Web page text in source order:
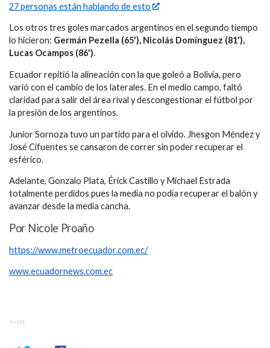
27 personas están hablando de esto
Los otros tres goles marcados argentinos en el segundo tiempo
lo hicieron: Germán Pezella (65′), Nicolás Domínguez (81′),
Lucas Ocampos (86′).
Ecuador repitió la alineación con la que goleó a Bolivia, pero
varió con el cambio de los laterales. En el medio campo, faltó
claridad para salir del área rival y descongestionar el fútbol por
la presión de los argentinos.
Junior Sornoza tuvo un partido para el olvido. Jhesgon Méndez y
José Cifuentes se cansaron de correr sin poder recuperar el
esférico.
Adelante, Gonzalo Plata, Érick Castillo y Michael Estrada
totalmente perdidos pues la media no podía recuperar el balón y
avanzar desde la media cancha.
Por Nicole Proaño
https://www.metroecuador.com.ec/
www.ecuadornews.com.ec
SHARE